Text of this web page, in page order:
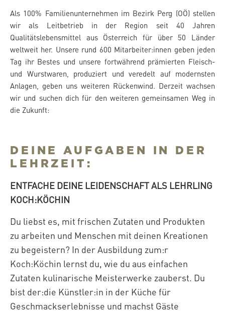
Als 100% Familienunternehmen im Bezirk Perg (OÖ) stellen
wir als Leitbetrieb in der Region seit 40 Jahren
Qualitätslebensmittel aus Österreich für über 50 Länder
weltweit her. Unsere rund 600 Mitarbeiter:innen geben jeden
Tag ihr Bestes und unsere fortwährend prämierten Fleisch-
und Wurstwaren, produziert und veredelt auf modernsten
Anlagen, geben uns weiteren Rückenwind. Derzeit wachsen
wir und suchen dich für den weiteren gemeinsamen Weg in
die Zukunft:
DEINE AUFGABEN IN DER
LEHRZEIT:
ENTFACHE DEINE LEIDENSCHAFT ALS LEHRLING
KOCH:KÖCHIN
Du liebst es, mit frischen Zutaten und Produkten
zu arbeiten und Menschen mit deinen Kreationen
zu begeistern? In der Ausbildung zum:r
Koch:Köchin lernst du, wie du aus einfachen
Zutaten kulinarische Meisterwerke zauberst. Du
bist der:die Künstler:in in der Küche für
Geschmackserlebnisse und machst Gäste